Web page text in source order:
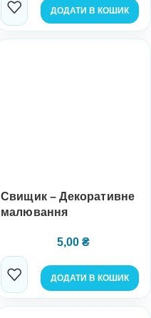
ДОДАТИ В КОШИК
Свищик – Декоративне
малювання
5,00 ₴
ДОДАТИ В КОШИК